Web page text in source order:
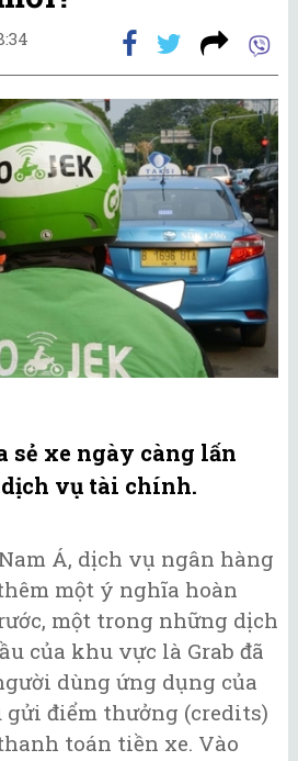
sẻ xe ngày càng lấn
vụ tài chính.
Á, dịch vụ ngân hàng
một ý nghĩa hoàn
một trong những dịch
của khu vực là Grab đã
dùng ứng dụng của
gửi điểm thưởng (credits)
toán tiền xe. Vào